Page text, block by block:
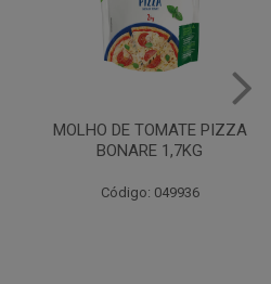
MARGARINA USO
PROFISSIONAL 80% CUKIN
Código: 062469